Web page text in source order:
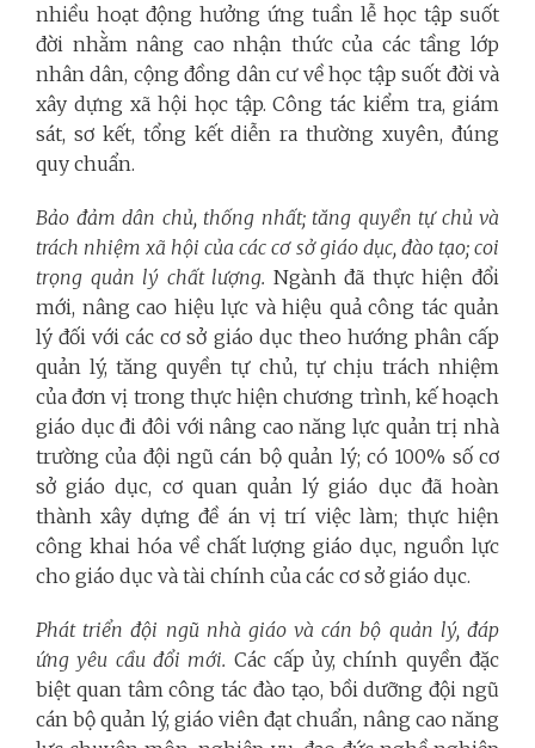
nhiều hoạt động hưởng ứng tuần lễ học tập suốt
đời nhằm nâng cao nhận thức của các tầng lớp
nhân dân, cộng đồng dân cư về học tập suốt đời và
xây dựng xã hội học tập. Công tác kiểm tra, giám
sát, sơ kết, tổng kết diễn ra thường xuyên, đúng
quy chuẩn.
Bảo đảm dân chủ, thống nhất; tăng quyền tự chủ và
trách nhiệm xã hội của các cơ sở giáo dục, đào tạo; coi
trọng quản lý chất lượng. Ngành đã thực hiện đổi
mới, nâng cao hiệu lực và hiệu quả công tác quản
lý đối với các cơ sở giáo dục theo hướng phân cấp
quản lý, tăng quyền tự chủ, tự chịu trách nhiệm
của đơn vị trong thực hiện chương trình, kế hoạch
giáo dục đi đôi với nâng cao năng lực quản trị nhà
trường của đội ngũ cán bộ quản lý; có 100% số cơ
sở giáo dục, cơ quan quản lý giáo dục đã hoàn
thành xây dựng đề án vị trí việc làm; thực hiện
công khai hóa về chất lượng giáo dục, nguồn lực
cho giáo dục và tài chính của các cơ sở giáo dục.
Phát triển đội ngũ nhà giáo và cán bộ quản lý, đáp
ứng yêu cầu đổi mới. Các cấp ủy, chính quyền đặc
biệt quan tâm công tác đào tạo, bồi dưỡng đội ngũ
cán bộ quản lý, giáo viên đạt chuẩn, nâng cao năng